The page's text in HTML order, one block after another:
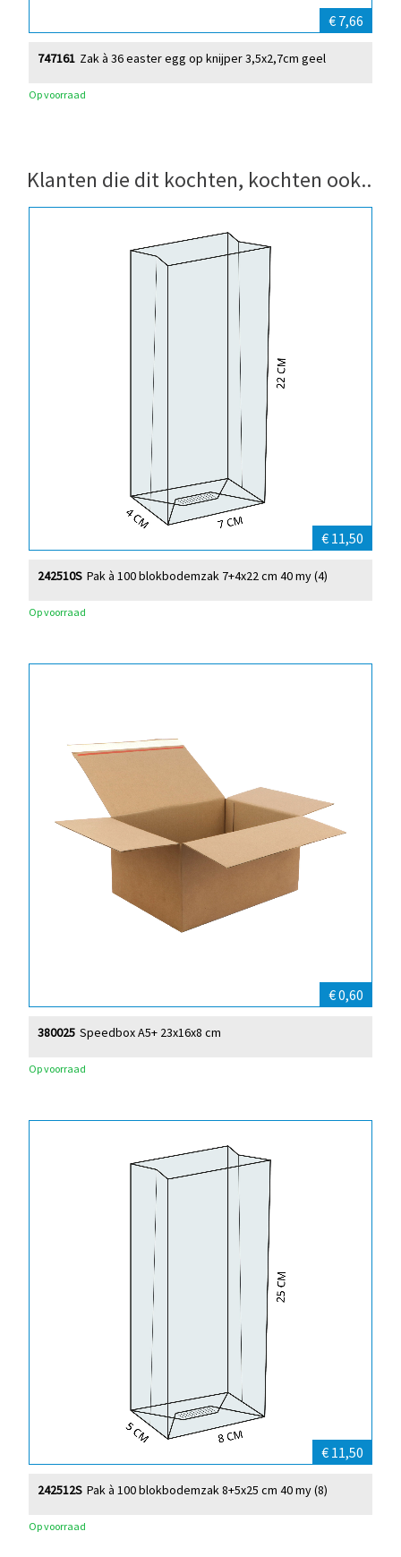
€ 7,66
Zak à 36 easter egg op knijper 3,5x2,7cm geel
747161
Op voorraad
Klanten die dit kochten, kochten ook..
€ 11,50
Pak à 100 blokbodemzak 7+4x22 cm 40 my (4)
242510S
Op voorraad
€ 0,60
Speedbox A5+ 23x16x8 cm
380025
Op voorraad
€ 11,50
Pak à 100 blokbodemzak 8+5x25 cm 40 my (8)
242512S
Op voorraad